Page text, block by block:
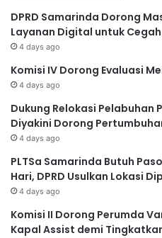
DPRD Samarinda Dorong
Layanan Digital untuk
4 days ago
Komisi IV Dorong Evaluasi
4 days ago
Dukung Relokasi Pelabuhan
Diyakini Dorong
4 days ago
PLTSa Samarinda Butuh
Hari, DPRD Usulkan Lokasi
4 days ago
Komisi II Dorong Perumda
Kapal Assist demi